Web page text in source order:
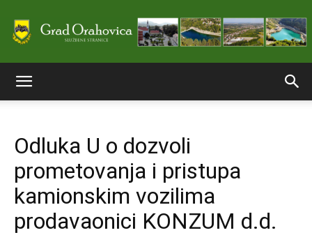
stranice
Grada
Odluka U o dozvoli
prometovanja i pristupa
kamionskim vozilima
prodavaonici KONZUM d.d.